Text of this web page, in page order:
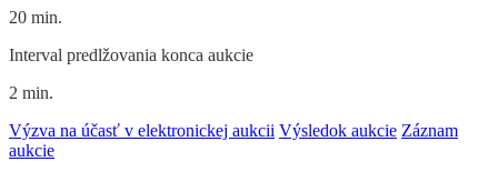
20 min.
Interval predlžovania konca aukcie
2 min.
Výzva na účasť v elektronickej aukcii Výsledok aukcie Záznam
aukcie